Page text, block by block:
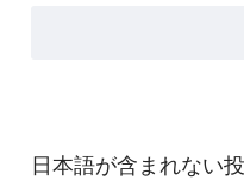
日本語が含まれない